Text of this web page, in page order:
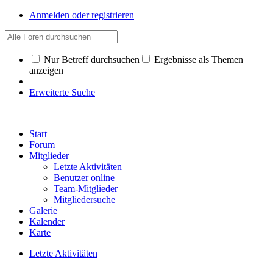
Anmelden oder registrieren
Nur Betreff durchsuchen
Ergebnisse als Themen
anzeigen
Erweiterte Suche
Start
Forum
Mitglieder
Letzte Aktivitäten
Benutzer online
Team-Mitglieder
Mitgliedersuche
Galerie
Kalender
Karte
Letzte Aktivitäten